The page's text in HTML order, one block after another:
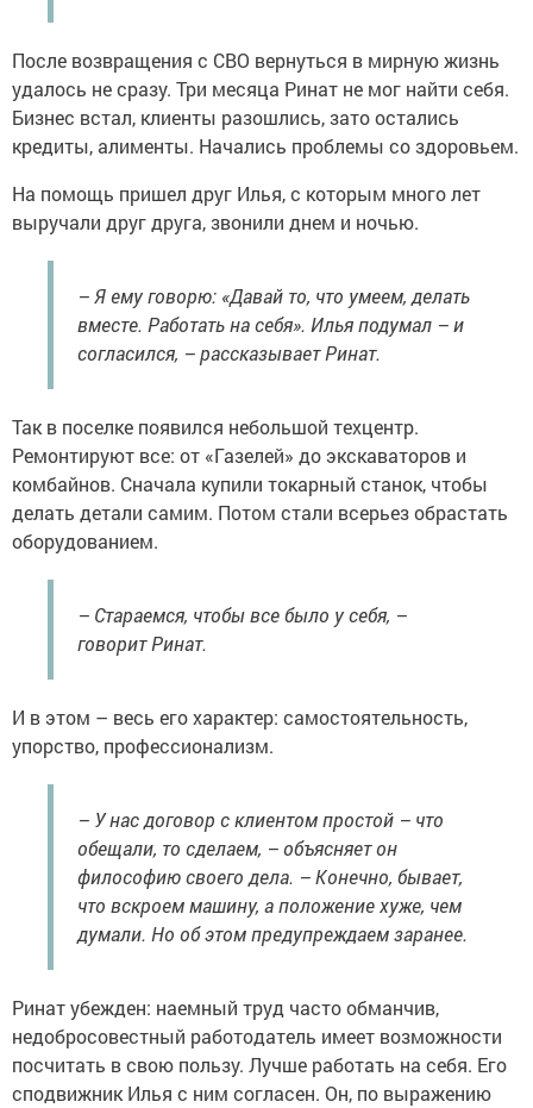
После возвращения с СВО вернуться в мирную жизнь
удалось не сразу. Три месяца Ринат не мог найти себя.
Бизнес встал, клиенты разошлись, зато остались
кредиты, алименты. Начались проблемы со здоровьем.
На помощь пришел друг Илья, с которым много лет
выручали друг друга, звонили днем и ночью.
– Я ему говорю: «Давай то, что умеем, делать
вместе. Работать на себя». Илья подумал – и
согласился, – рассказывает Ринат.
Так в поселке появился небольшой техцентр.
Ремонтируют все: от «Газелей» до экскаваторов и
комбайнов. Сначала купили токарный станок, чтобы
делать детали самим. Потом стали всерьез обрастать
оборудованием.
– Стараемся, чтобы все было у себя, –
говорит Ринат.
И в этом – весь его характер: самостоятельность,
упорство, профессионализм.
– У нас договор с клиентом простой – что
обещали, то сделаем, – объясняет он
философию своего дела. – Конечно, бывает,
что вскроем машину, а положение хуже, чем
думали. Но об этом предупреждаем заранее.
Ринат убежден: наемный труд часто обманчив,
недобросовестный работодатель имеет возможности
посчитать в свою пользу. Лучше работать на себя. Его
сподвижник Илья с ним согласен. Он, по выражению